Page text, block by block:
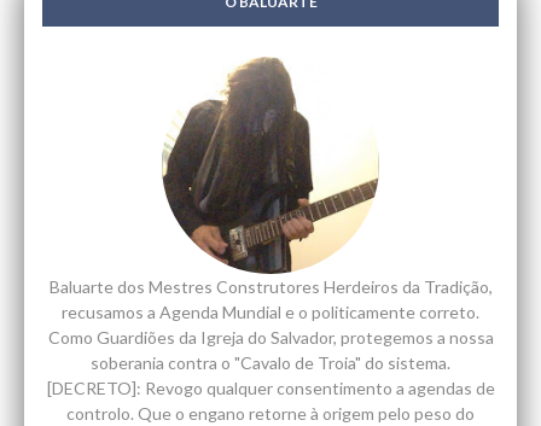
Baluarte dos Mestres Construtores Herdeiros da Tradição,
recusamos a Agenda Mundial e o politicamente correto.
Como Guardiões da Igreja do Salvador, protegemos a nossa
soberania contra o "Cavalo de Troia" do sistema.
[DECRETO]: Revogo qualquer consentimento a agendas de
controlo. Que o engano retorne à origem pelo peso do